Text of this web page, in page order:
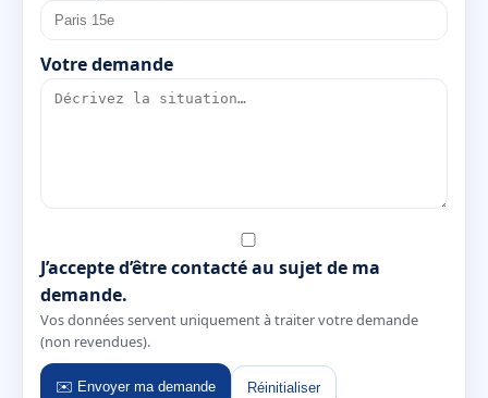
Votre demande
J’accepte d’être contacté au sujet de ma
demande.
Vos données servent uniquement à traiter votre demande
(non revendues).
✉️ Envoyer ma demande Réinitialiser